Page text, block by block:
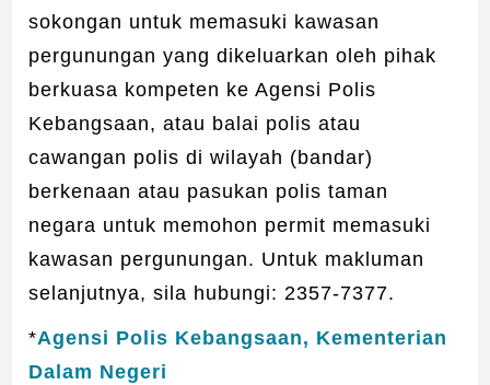
sokongan untuk memasuki kawasan
pergunungan yang dikeluarkan oleh pihak
berkuasa kompeten ke Agensi Polis
Kebangsaan, atau balai polis atau
cawangan polis di wilayah (bandar)
berkenaan atau pasukan polis taman
negara untuk memohon permit memasuki
kawasan pergunungan. Untuk makluman
selanjutnya, sila hubungi: 2357-7377.
*Agensi Polis Kebangsaan, Kementerian
Dalam Negeri